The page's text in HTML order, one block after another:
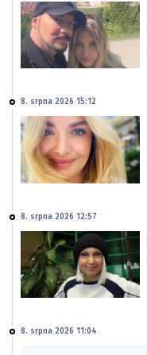
8. srpna 2026 15:12
8. srpna 2026 12:57
8. srpna 2026 11:04